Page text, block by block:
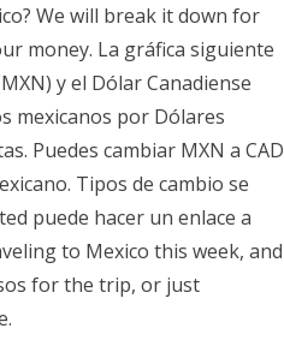
We will break it down for
money. La gráfica siguiente
y el Dólar Canadiense
mexicanos por Dólares
Puedes cambiar MXN a CAD
Tipos de cambio se
puede hacer un enlace a
to Mexico this week, and
for the trip, or just